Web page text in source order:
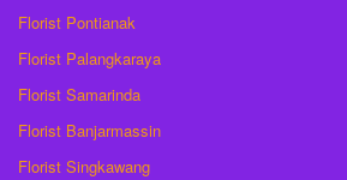
Florist Pontianak
Florist Palangkaraya
Florist Samarinda
Florist Banjarmassin
Florist Singkawang